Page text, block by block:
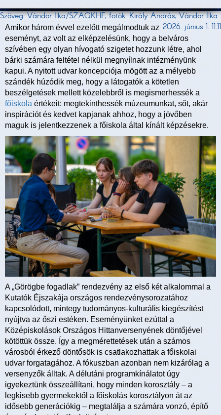
Szöveg: Vándor Ilka/SZAGKHF, fotók: Király András, Vándor Ilka
2026. június 1. 11:11
Amikor három évvel ezelőtt megálmodtuk az
eseményt, az volt az elképzelésünk, hogy a belváros
szívében egy olyan hívogató szigetet hozzunk létre, ahol
bárki számára feltétel nélkül megnyílnak intézményünk
kapui. A nyitott udvar koncepciója mögött az a mélyebb
szándék húzódik meg, hogy a látogatók a kötetlen
beszélgetések mellett közelebbről is megismerhessék a
főiskola értékeit: megtekinthessék múzeumunkat, sőt, akár
inspirációt és kedvet kapjanak ahhoz, hogy a jövőben
maguk is jelentkezzenek a főiskola által kínált képzésekre.
A „Görögbe fogadlak” rendezvény az első két alkalommal a
Kutatók Éjszakája országos rendezvénysorozatához
kapcsolódott, mintegy tudományos-kulturális kiegészítést
nyújtva az őszi estéken. Eseményünket ezúttal a
Középiskolások Országos Hittanversenyének döntőjével
kötöttük össze. Így a megmérettetések után a számos
városból érkező döntősök is csatlakozhattak a főiskolai
udvar forgatagához. A fókuszban azonban nem kizárólag a
versenyzők álltak. A délutáni programkínálatot úgy
igyekeztünk összeállítani, hogy minden korosztály – a
legkisebb gyermekektől a főiskolás korosztályon át az
idősebb generációkig – megtalálja a számára vonzó, építő